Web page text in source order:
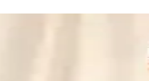
Şıklık ve
seçenekleri, malzeme,